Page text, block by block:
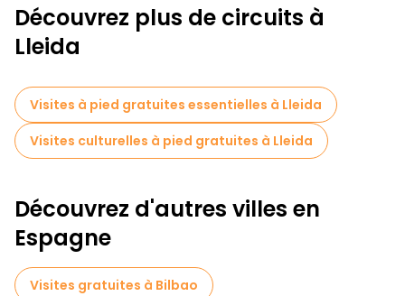
Découvrez plus de circuits à
Lleida
Visites à pied gratuites essentielles à Lleida
Visites culturelles à pied gratuites à Lleida
Découvrez d'autres villes en
Espagne
Visites gratuites à Bilbao